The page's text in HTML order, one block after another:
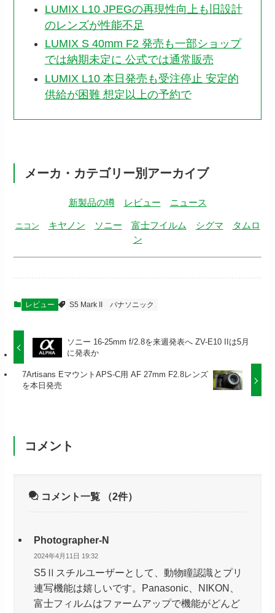
LUMIX L10 JPEGの再現性向上も旧設計
のレンズが性能不足
LUMIX S 40mm F2 発売も一部ショップ
では納期未定に 公式では通常販売
LUMIX L10 本日発売も受注停止 安定的
供給が困難 想定以上の予約で
メーカ・カテゴリー別アーカイブ
新製品の噂 レビュー ニュース
ニコン キヤノン ソニー 富士フイルム シグマ
タムロ
ン
レビュー S5 Mark II パナソニック
ソニー 16-25mm f/2.8を来週発表へ ZV-E10 IIは5月
に発表か
7Artisans EマウントAPS-C用 AF 27mm F2.8レンズ
を本日発売
コメント
コメント一覧 （2件）
Photographer-N
2024年4月11日 19:32
S5Ⅱスチルユーザーとして、動物瞳認識とプリ
連写機能は嬉しいです。Panasonic、NIKON、
富士フィルムはファームアップで機能がどんど